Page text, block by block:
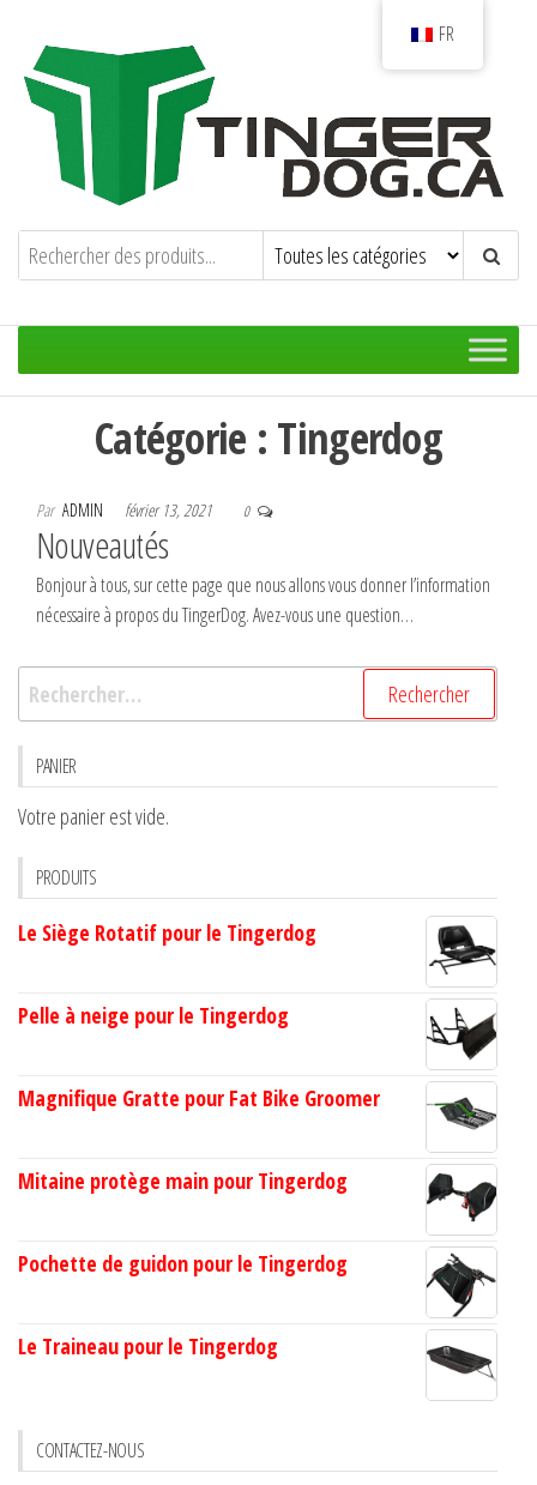
contenu
TingerDog.ca
La motoneige à haute performance hors-
piste !
Catégorie : Tingerdog
Par ADMIN février 13, 2021 0
Nouveautés
Bonjour à tous, sur cette page que nous allons vous donner l’information
nécessaire à propos du TingerDog. Avez-vous une question…
Rechercher :
PANIER
Votre panier est vide.
PRODUITS
Le Siège Rotatif pour le Tingerdog
Pelle à neige pour le Tingerdog
Magnifique Gratte pour Fat Bike Groomer
Mitaine protège main pour Tingerdog
Pochette de guidon pour le Tingerdog
Le Traineau pour le Tingerdog
CONTACTEZ-NOUS
FR